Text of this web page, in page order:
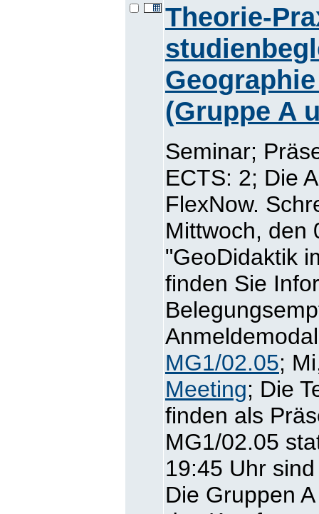
Theorie-
(Gruppe A
Seminar;
ECTS: 2; Die
FlexNow.
Mittwoch, den
"GeoDidaktik
finden Sie
MG1/02.05;
Meeting; Die
finden als
MG1/02.05
19:45 Uhr
Die Gruppen